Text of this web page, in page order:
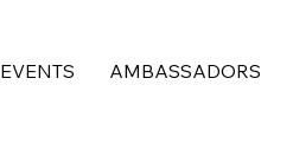
EVENTS AMBASSADORS